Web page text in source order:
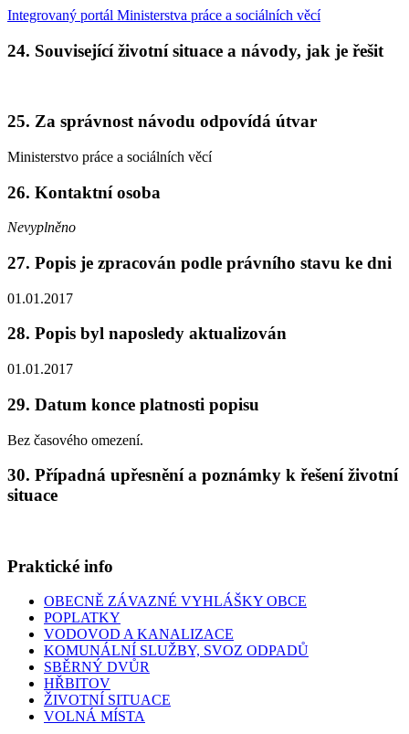
Integrovaný portál Ministerstva práce a sociálních věcí
24. Související životní situace a návody, jak je řešit
25. Za správnost návodu odpovídá útvar
Ministerstvo práce a sociálních věcí
26. Kontaktní osoba
Nevyplněno
27. Popis je zpracován podle právního stavu ke dni
01.01.2017
28. Popis byl naposledy aktualizován
01.01.2017
29. Datum konce platnosti popisu
Bez časového omezení.
30. Případná upřesnění a poznámky k řešení životní
situace
Praktické info
OBECNĚ ZÁVAZNÉ VYHLÁŠKY OBCE
POPLATKY
VODOVOD A KANALIZACE
KOMUNÁLNÍ SLUŽBY, SVOZ ODPADŮ
SBĚRNÝ DVŮR
HŘBITOV
ŽIVOTNÍ SITUACE
VOLNÁ MÍSTA